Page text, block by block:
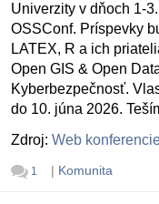
Univerzity v dňoch 1-
OSSConf. Príspevky
LATEX, R a ich
Open GIS & Open
Kyberbezpečnosť.
do 10. júna 2026.
Zdroj: Web
1 | Komunita